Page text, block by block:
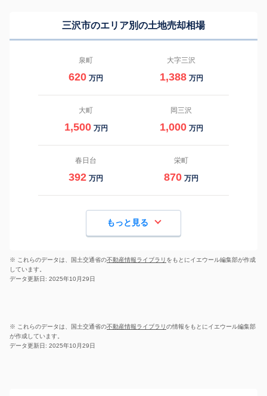
三沢市のエリア別の土地売却相場
泉町
620 万円
大字三沢
1,388 万円
大町
1,500 万円
岡三沢
1,000 万円
春日台
392 万円
栄町
870 万円
もっと見る
※ これらのデータは、国土交通省の不動産情報ライブラリ をもとにイエウール編集部が作成
しています。
データ更新日: 2025年10月29日
※ これらのデータは、国土交通省の不動産情報ライブラリの情報をもとにイエウール編集部
が作成しています。
データ更新日: 2025年10月29日